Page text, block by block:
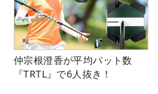
仲宗根澄香が平均パット数
『TRTL』で6人抜き！